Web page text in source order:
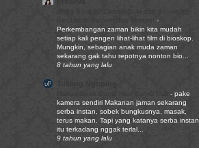
-
Perkembangan zaman bikin kita mudah
setiap kali pengen lihat-lihat film di bioskop.
Mungkin, sebagian anak muda zaman
sekarang gak tahu repotnya nonton bio...
8 tahun yang lalu
- pake
kamera sendiri Makanan jaman sekarang
serba instan, sobek bungkusnya, masak,
terus makan. Tapi yang katanya serba instan
itu terkadang nggak terlal...
9 tahun yang lalu